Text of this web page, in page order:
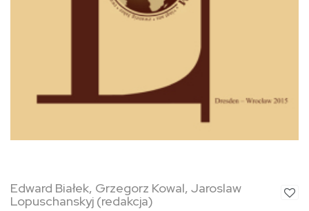
Edward Białek, Grzegorz Kowal, Jaroslaw
Lopuschanskyj (redakcja)